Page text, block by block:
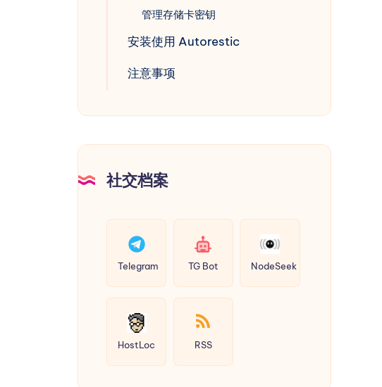
管理存储卡密钥
安装使用 Autorestic
注意事项
社交档案
Telegram TG Bot NodeSeek
HostLoc RSS